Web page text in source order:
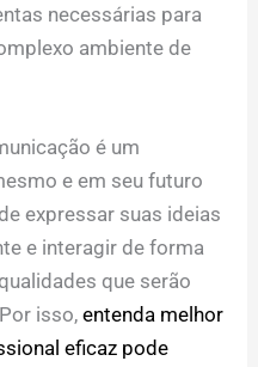
necessárias para
ambiente de
é um
e em seu futuro
expressar suas ideias
e interagir de forma
que serão
isso,entenda melhor
eficaz pode